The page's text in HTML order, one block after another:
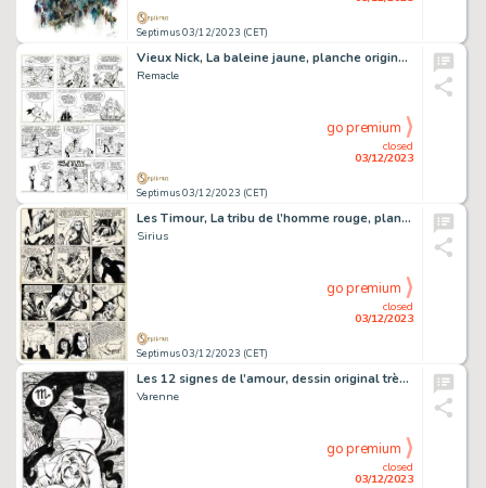
Septimus 03/12/2023 (CET)
Vieux Nick, La baleine jaune, planche originale à l’encre de chine parue dans le journal Spirou n° 2732 de 1990.
Remacle
Septimus 03/12/2023 (CET)
closed
03/12/2023
go premium
Les Timour, La tribu de l’homme rouge, planche originale à l’encre de chine.
Sirius
Septimus 03/12/2023 (CET)
closed
03/12/2023
go premium
Les 12 signes de l’amour, dessin original très grand format au feutre fin.
Varenne
closed
03/12/2023
go premium